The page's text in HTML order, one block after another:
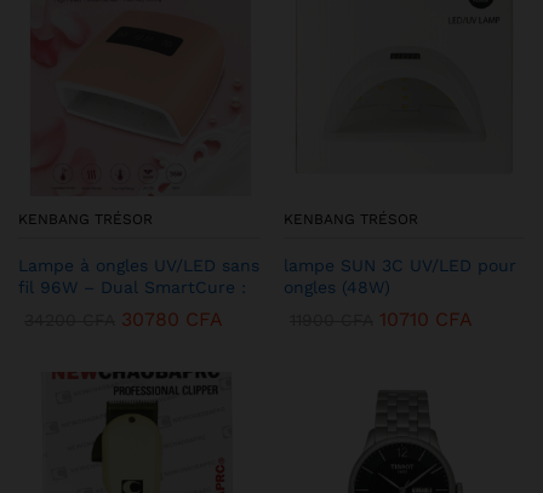
KENBANG TRÉSOR
Lampe à ongles UV/LED sans
fil 96W – Dual SmartCure :
30780 CFA
KENBANG TRÉSOR
lampe SUN 3C UV/LED pour
ongles (48W)
10710 CFA